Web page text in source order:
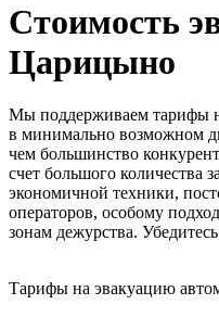
Стоимость
Царицыно
Мы поддерживаем тарифы
в минимально возможном
чем большинство
счет большого количества
экономичной техники,
операторов, особому
зонам дежурства.
Тарифы на эвакуацию